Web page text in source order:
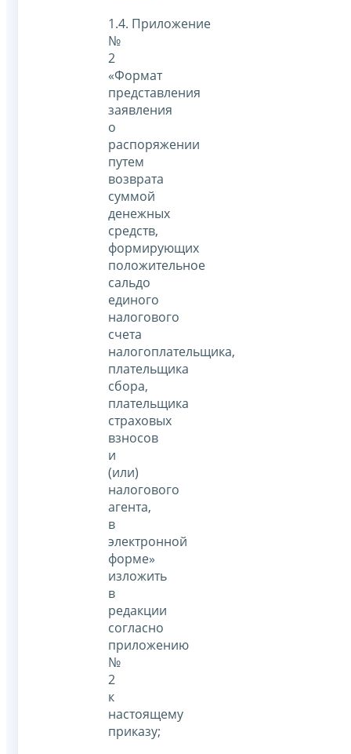
1.4. Приложение
№
2
«Формат
представления
заявления
о
распоряжении
путем
возврата
суммой
денежных
средств,
формирующих
положительное
сальдо
единого
налогового
счета
налогоплательщика,
плательщика
сбора,
плательщика
страховых
взносов
и
(или)
налогового
агента,
в
электронной
форме»
изложить
в
редакции
согласно
приложению
№
2
к
настоящему
приказу;